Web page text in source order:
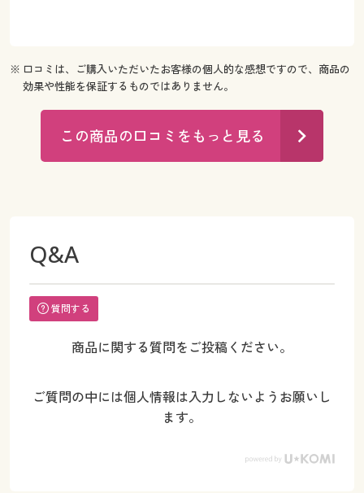
※ 口コミは、ご購入いただいたお客様の個人的な感想ですので、商品の
効果や性能を保証するものではありません。
この商品の口コミをもっと見る
Q&A
質問する
商品に関する質問をご投稿ください。
ご質問の中には個人情報は入力しないようお願いし
ます。